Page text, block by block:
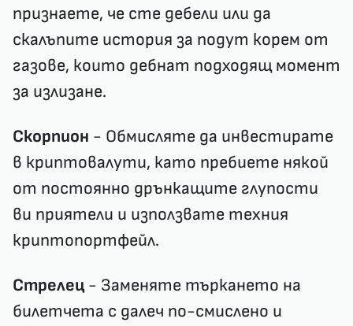
признаете, че сте дебели или да
скалъпите история за подут корем от
газове, които дебнат подходящ момент
за излизане.
Скорпион - Обмисляте да инвестирате
в криптовалути, като пребиете някой
от постоянно дрънкащите глупости
ви приятели и използвате техния
криптопортфейл.
Стрелец- Заменяте търкането на
билетчета с далеч по-смислено и